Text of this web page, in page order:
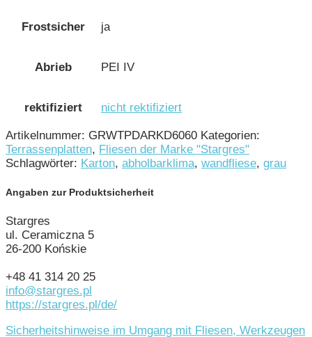
Frostsicher ja
Abrieb PEI IV
rektifiziert nicht rektifiziert
Artikelnummer: GRWTPDARKD6060 Kategorien:
Terrassenplatten, Fliesen der Marke "Stargres"
Schlagwörter: Karton, abholbarklima, wandfliese, grau
Angaben zur Produktsicherheit
Stargres
ul. Ceramiczna 5
26-200 Końskie
+48 41 314 20 25
info@stargres.pl
https://stargres.pl/de/
Sicherheitshinweise im Umgang mit Fliesen, Werkzeugen